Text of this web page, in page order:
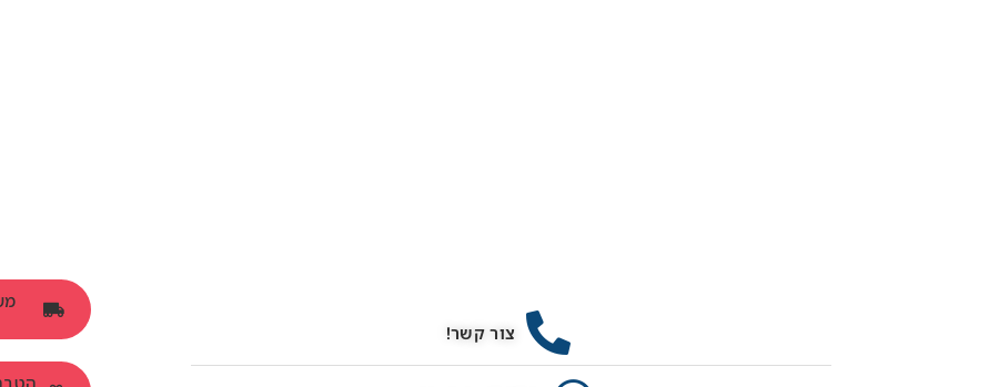
צור קשר!